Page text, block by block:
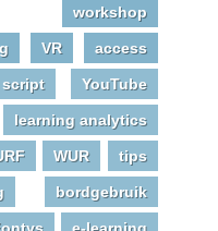
workshop
VR access
script YouTube
learning analytics
WUR tips
bordgebruik